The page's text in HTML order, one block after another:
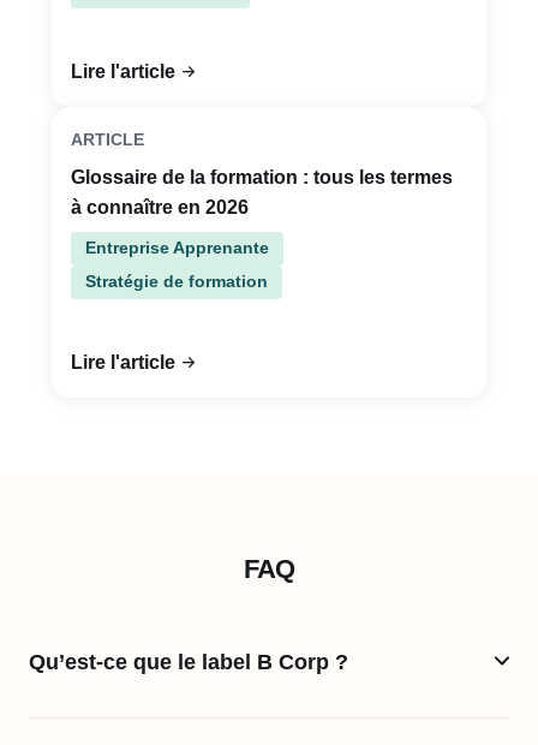
Lire l'article
ARTICLE
Glossaire de la formation : tous les termes
à connaître en 2026
Entreprise Apprenante
Stratégie de formation
Lire l'article
FAQ
Qu’est-ce que le label B Corp ?